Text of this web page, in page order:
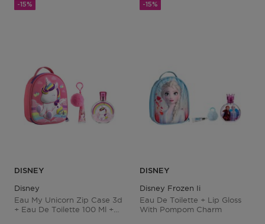
-15%
DISNEY
Disney
Eau My Unicorn Zip Case 3d
+ Eau De Toilette 100 Ml +
-15%
DISNEY
Disney Frozen Ii
Eau De Toilette + Lip Gloss
With Pompom Charm